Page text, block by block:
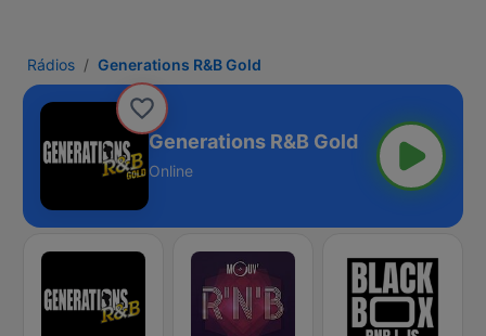
Rádios Generations R&B Gold
Generations R&B Gold
Online